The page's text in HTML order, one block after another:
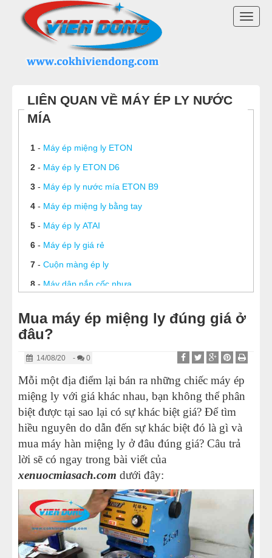
LIÊN QUAN VỀ MÁY ÉP LY NƯỚC
MÍA
1- Máy ép miệng ly ETON
2- Máy ép ly ETON D6
3- Máy ép ly nước mía ETON B9
4- Máy ép miệng ly bằng tay
5- Máy ép ly ATAI
6- Máy ép ly giá rẻ
7- Cuộn màng ép ly
8- Máy dập nắp cốc nhựa
10-Máy ép ly nước mía
11-Tổng hợp các dòng máy ép miệng ly trên thị trường
12-Mua máy ép miệng ly đúng giá ở đâu?
Mua máy ép miệng ly đúng giá ở
đâu?
14/08/20 - 0
Mỗi một địa điểm lại bán ra những chiếc máy ép
miệng ly với giá khác nhau, bạn không thể phân
biệt được tại sao lại có sự khác biệt giá? Để tìm
hiều nguyên do dẫn đến sự khác biệt đó là gì và
mua máy hàn miệng ly ở đâu đúng giá? Câu trả
lời sẽ có ngay trong bài viết của
xenuocmiasach.com dưới đây:
DANH MỤC SẢN PHẨM
MÁY ÉP MÍA 2025
MÁY ÉP NƯỚC MÍA ĐỂ BÀN
XE NƯỚC MÍA SIÊU SẠCH
MÁY ÉP LY NƯỚC MÍA
LINH KIỆN MÁY ÉP MÍA